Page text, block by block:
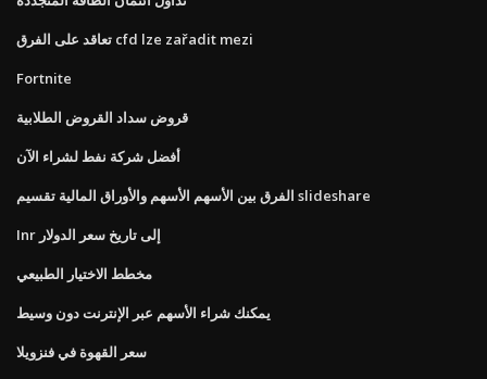
تعاقد على الفرق cfd lze zařadit mezi
Fortnite
قروض سداد القروض الطلابية
أفضل شركة نفط لشراء الآن
الفرق بين الأسهم الأسهم والأوراق المالية تقسيم slideshare
Inr إلى تاريخ سعر الدولار
مخطط الاختيار الطبيعي
يمكنك شراء الأسهم عبر الإنترنت دون وسيط
سعر القهوة في فنزويلا